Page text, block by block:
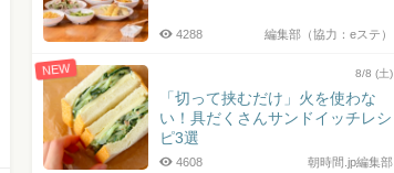
編集部（協力：eステ）
4288
NEW 8/8 (土)
「切って挟むだけ」火を使わな
い！具だくさんサンドイッチレシ
ピ3選
朝時間.jp編集部
4608